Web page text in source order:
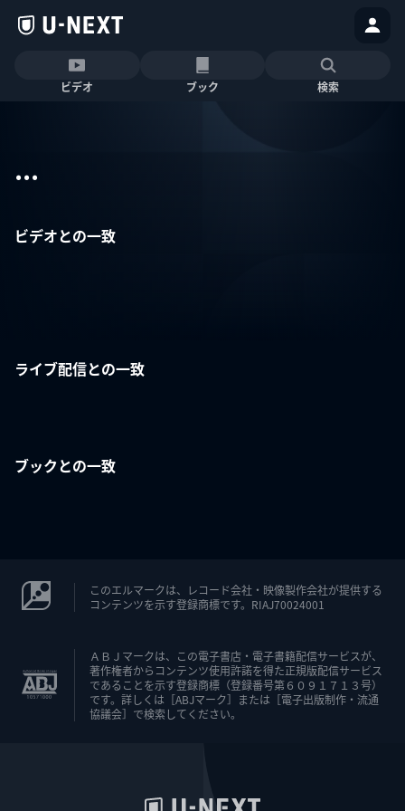
ビデオ ブック 検索
...
ビデオとの一致
ライブ配信との一致
ブックとの一致
このエルマークは、レコード会社・映像製作会社が提供する
コンテンツを示す登録商標です。RIAJ70024001
ＡＢＪマークは、この電子書店・電子書籍配信サービスが、
著作権者からコンテンツ使用許諾を得た正規版配信サービス
であることを示す登録商標（登録番号第６０９１７１３号）
です。詳しくは［ABJマーク］または［電子出版制作・流通
協議会］で検索してください。